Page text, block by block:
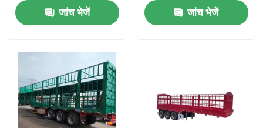
उत्पादों
वीडियो
जांच भेजें
जांच भेजें